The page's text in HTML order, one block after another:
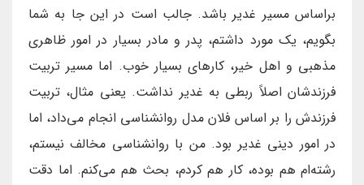
براساس مسیر غدیر باشد. جالب است در این جا به شما
بگویم، یک مورد داشتم، پدر و مادر بسیار در امور ظاهری
مذهبی و اهل خیر، کارهای بسیار خوب. اما مسیر تربیت
فرزندشان اصلاً ربطی به غدیر نداشت. یعنی مثال، تربیت
فرزندش را بر اساس فلان مدل روانشناسی انجام می‌داد، اما
در امور دینی غدیر بود. من با روانشناسی مخالف نیستم،
رشته‌ام هم بوده، کار هم کردم، بحث هم می‌کنم. اما دقت